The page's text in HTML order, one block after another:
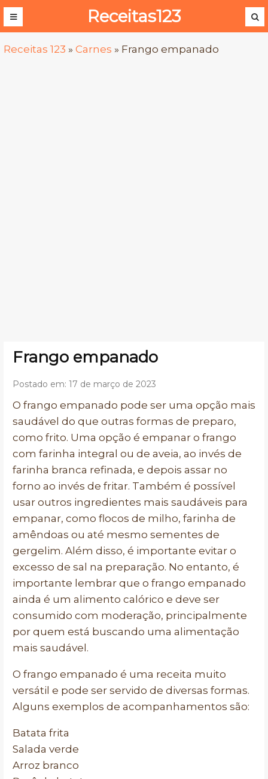
Receitas123
Receitas 123 » Carnes » Frango empanado
Frango empanado
Postado em: 17 de março de 2023
O frango empanado pode ser uma opção mais
saudável do que outras formas de preparo,
como frito. Uma opção é empanar o frango
com farinha integral ou de aveia, ao invés de
farinha branca refinada, e depois assar no
forno ao invés de fritar. Também é possível
usar outros ingredientes mais saudáveis para
empanar, como flocos de milho, farinha de
amêndoas ou até mesmo sementes de
gergelim. Além disso, é importante evitar o
excesso de sal na preparação. No entanto, é
importante lembrar que o frango empanado
ainda é um alimento calórico e deve ser
consumido com moderação, principalmente
por quem está buscando uma alimentação
mais saudável.
O frango empanado é uma receita muito
versátil e pode ser servido de diversas formas.
Alguns exemplos de acompanhamentos são:
Batata frita
Salada verde
Arroz branco